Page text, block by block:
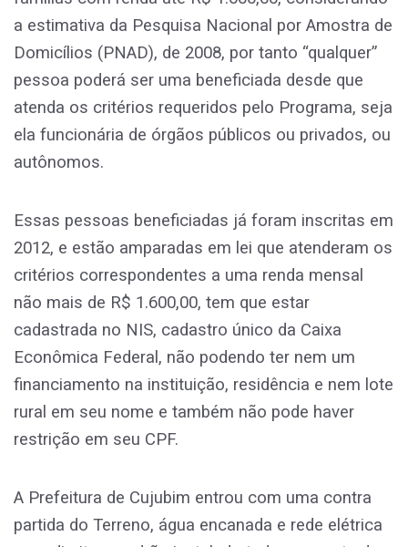
a estimativa da Pesquisa Nacional por Amostra de
Domicílios (PNAD), de 2008, por tanto “qualquer”
pessoa poderá ser uma beneficiada desde que
atenda os critérios requeridos pelo Programa, seja
ela funcionária de órgãos públicos ou privados, ou
autônomos.
Essas pessoas beneficiadas já foram inscritas em
2012, e estão amparadas em lei que atenderam os
critérios correspondentes a uma renda mensal
não mais de R$ 1.600,00, tem que estar
cadastrada no NIS, cadastro único da Caixa
Econômica Federal, não podendo ter nem um
financiamento na instituição, residência e nem lote
rural em seu nome e também não pode haver
restrição em seu CPF.
A Prefeitura de Cujubim entrou com uma contra
partida do Terreno, água encanada e rede elétrica